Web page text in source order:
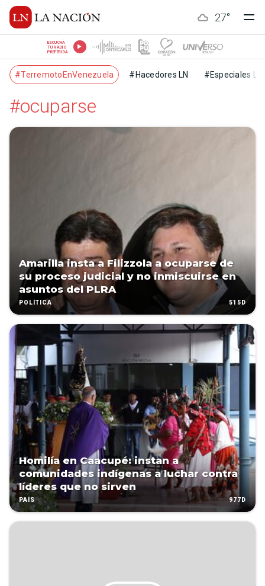
27°
ESCUCHÁ
TU RADIO
PREFERIDA
#TerremotoEnVenezuela #Hacedores LN #Especiales LN
#ocuparse
Amarilla insta a Filizzola a ocuparse de
su proceso judicial y no inmiscuirse en
asuntos del PLRA
POLÍTICA 515D
Homilía en Caacupé: instan a
comunidades indígenas a luchar contra
líderes que no sirven
PAÍS 977D